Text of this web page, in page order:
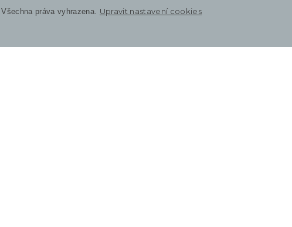
. Všechna práva vyhrazena. Upravit nastavení cookies